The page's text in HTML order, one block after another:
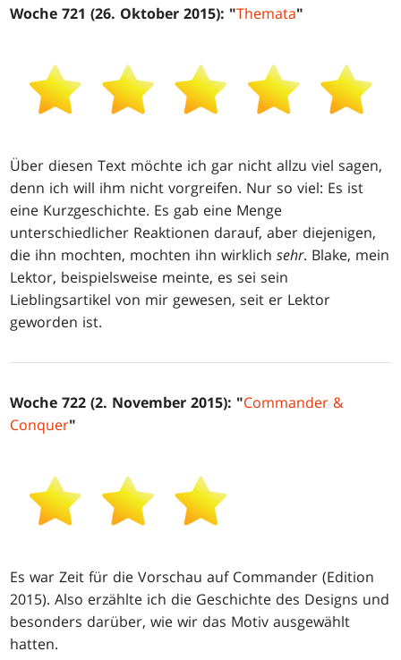
Woche 721 (26. Oktober 2015): "Themata"
Über diesen Text möchte ich gar nicht allzu viel sagen,
denn ich will ihm nicht vorgreifen. Nur so viel: Es ist
eine Kurzgeschichte. Es gab eine Menge
unterschiedlicher Reaktionen darauf, aber diejenigen,
die ihn mochten, mochten ihn wirklichsehr. Blake, mein
Lektor, beispielsweise meinte, es sei sein
Lieblingsartikel von mir gewesen, seit er Lektor
geworden ist.
Woche 722 (2. November 2015): "Commander &
Conquer"
Es war Zeit für die Vorschau auf Commander (Edition
2015). Also erzählte ich die Geschichte des Designs und
besonders darüber, wie wir das Motiv ausgewählt
hatten.